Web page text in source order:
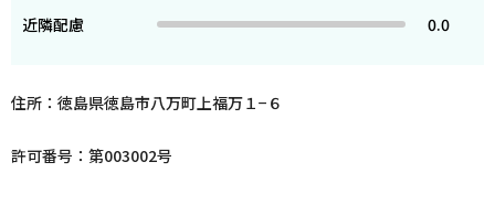
近隣配慮
0.0
住所：徳島県徳島市八万町上福万１−６
許可番号：第003002号